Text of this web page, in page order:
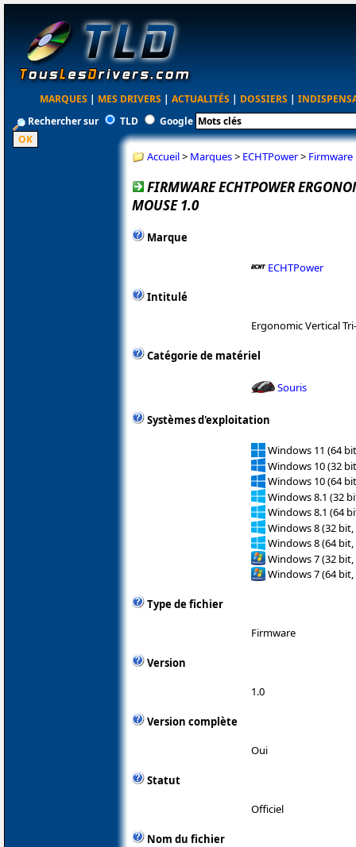
MARQUES | MES DRIVERS | ACTUALITÉS | DOSSIERS |
Rechercher sur
TLD Google
Accueil> Marques> ECHTPower> Firmware
FIRMWARE ECHTPOWER
MOUSE 1.0
Marque
ECHTPower
Intitulé
Ergonomic Vertical
Catégorie de matériel
Souris
Systèmes d'exploitation
Windows 11 (64
Windows 10 (32
Windows 10 (64
Windows 8.1 (32
Windows 8.1 (64
Windows 8 (32 bit,
Windows 8 (64 bit,
Windows 7 (32 bit,
Windows 7 (64 bit,
Type de fichier
Firmware
Version
1.0
Version complète
Oui
Statut
Officiel
Nom du fichier